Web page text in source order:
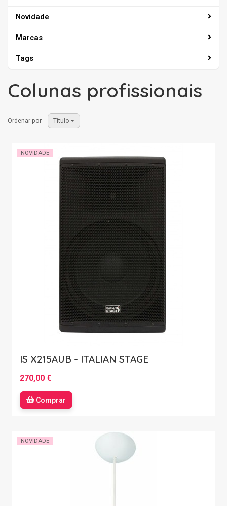
Novidade
Marcas
Tags
Colunas profissionais
Ordenar por Título
NOVIDADE
IS X215AUB - ITALIAN STAGE
270,00 €
Comprar
NOVIDADE